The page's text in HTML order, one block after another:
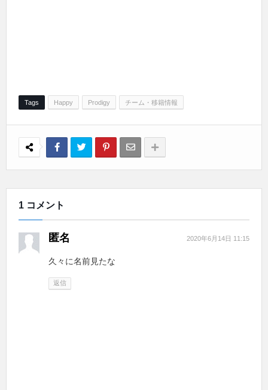
Tags Happy Prodigy チーム・移籍情報
1 コメント
匿名 2020年6月14日 11:15
久々に名前見たな
返信